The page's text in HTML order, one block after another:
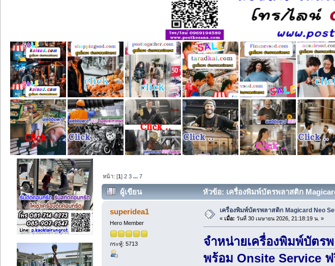
หน้า: [1]2 3 ...7
ผู้เขียน หัวข้อ: เครื่องพิมพ์บัตรพลาสติก
superidea1
Hero Member
กระทู้: 5713
เครื่องพิมพ์บัตรพลาสติก Magicard Neo
« เมื่อ: วันที่ 30 เมษายน 2026, 21:18:19 น. »
จำหน่ายเครื่องพิมพ์บัตร
พร้อม Onsite Service ฟ